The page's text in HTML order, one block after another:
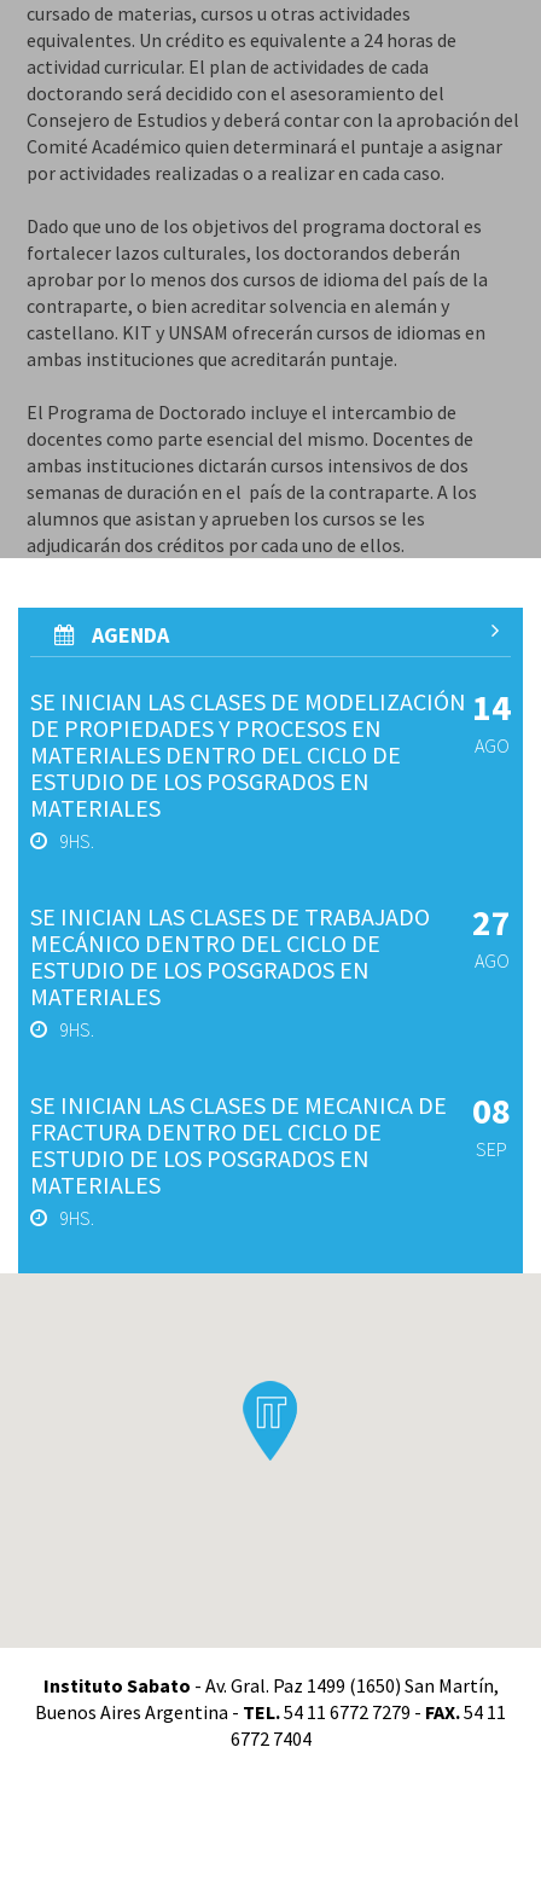
cursado de materias, cursos u otras actividades
equivalentes. Un crédito es equivalente a 24 horas de
actividad curricular. El plan de actividades de cada
doctorando será decidido con el asesoramiento del
Consejero de Estudios y deberá contar con la aprobación del
Comité Académico quien determinará el puntaje a asignar
por actividades realizadas o a realizar en cada caso.
Dado que uno de los objetivos del programa doctoral es
fortalecer lazos culturales, los doctorandos deberán
aprobar por lo menos dos cursos de idioma del país de la
contraparte, o bien acreditar solvencia en alemán y
castellano. KIT y UNSAM ofrecerán cursos de idiomas en
ambas instituciones que acreditarán puntaje.
El Programa de Doctorado incluye el intercambio de
docentes como parte esencial del mismo. Docentes de
ambas instituciones dictarán cursos intensivos de dos
semanas de duración en el país de la contraparte. A los
alumnos que asistan y aprueben los cursos se les
adjudicarán dos créditos por cada uno de ellos.
AGENDA
14
AGO
SE INICIAN LAS CLASES DE MODELIZACIÓN
DE PROPIEDADES Y PROCESOS EN
MATERIALES DENTRO DEL CICLO DE
ESTUDIO DE LOS POSGRADOS EN
MATERIALES
9HS.
27
AGO
SE INICIAN LAS CLASES DE TRABAJADO
MECÁNICO DENTRO DEL CICLO DE
ESTUDIO DE LOS POSGRADOS EN
MATERIALES
9HS.
08
SEP
SE INICIAN LAS CLASES DE MECANICA DE
FRACTURA DENTRO DEL CICLO DE
ESTUDIO DE LOS POSGRADOS EN
MATERIALES
9HS.
Instituto Sabato - Av. Gral. Paz 1499 (1650) San Martín,
Buenos Aires Argentina - TEL.54 11 6772 7279 - FAX.54 11
6772 7404